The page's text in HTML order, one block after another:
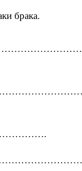
брака.